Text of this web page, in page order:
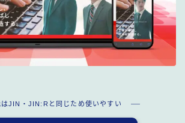
はJIN・JIN:Rと同じため使いやすい